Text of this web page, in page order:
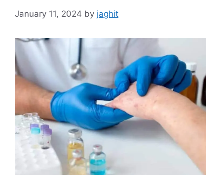
January 11, 2024 by jaghit